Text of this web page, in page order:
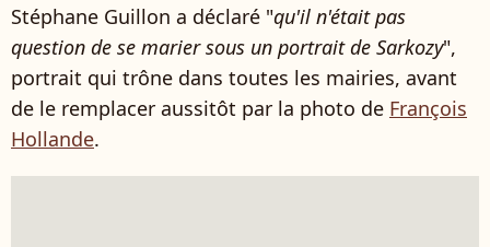
Stéphane Guillon a déclaré "qu'il n'était pas
question de se marier sous un portrait de Sarkozy",
portrait qui trône dans toutes les mairies, avant
de le remplacer aussitôt par la photo de François
Hollande.